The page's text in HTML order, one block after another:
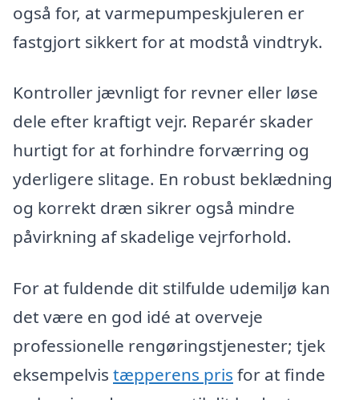
også for, at varmepumpeskjuleren er
fastgjort sikkert for at modstå vindtryk.
Kontroller jævnligt for revner eller løse
dele efter kraftigt vejr. Reparér skader
hurtigt for at forhindre forværring og
yderligere slitage. En robust beklædning
og korrekt dræn sikrer også mindre
påvirkning af skadelige vejrforhold.
For at fuldende dit stilfulde udemiljø kan
det være en god idé at overveje
professionelle rengøringstjenester; tjek
eksempelvis tæpperens pris for at finde